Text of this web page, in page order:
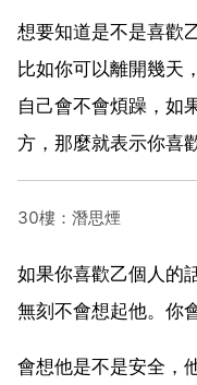
想要知道是不是喜歡
比如你可以離開幾天
自己會不會煩躁，如
方，那麼就表示你喜
30樓：潛思煙
如果你喜歡乙個人的
無刻不會想起他。你
會想他是不是安全，